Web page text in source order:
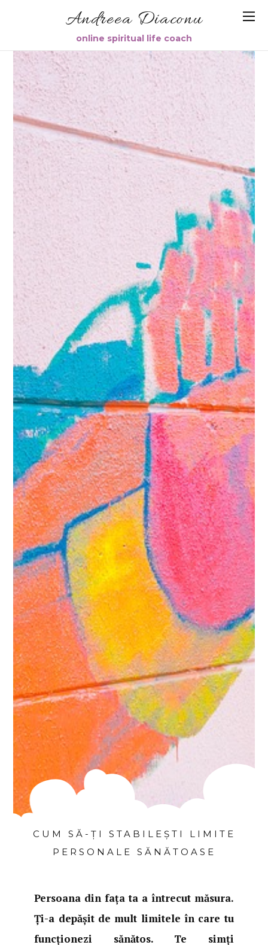
Andreea Diaconu
online spiritual life coach
CUM SĂ-ȚI STABILEȘTI LIMITE
PERSONALE SĂNĂTOASE
Persoana din fața ta a întrecut măsura.
Ți-a depășit de mult limitele în care tu
funcționezi sănătos. Te simți